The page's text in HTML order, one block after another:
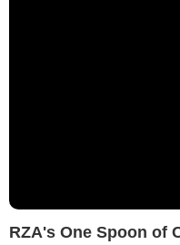
RZA's One Spoon of